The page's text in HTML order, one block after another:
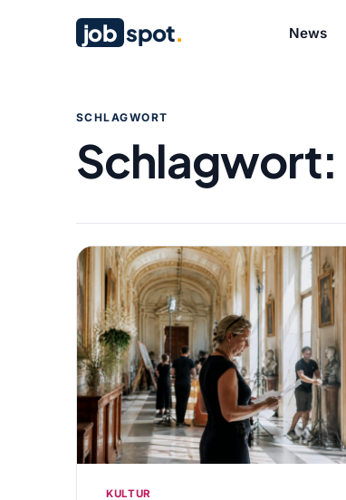
job spot. News
SCHLAGWORT
Schlagwort:
KULTUR